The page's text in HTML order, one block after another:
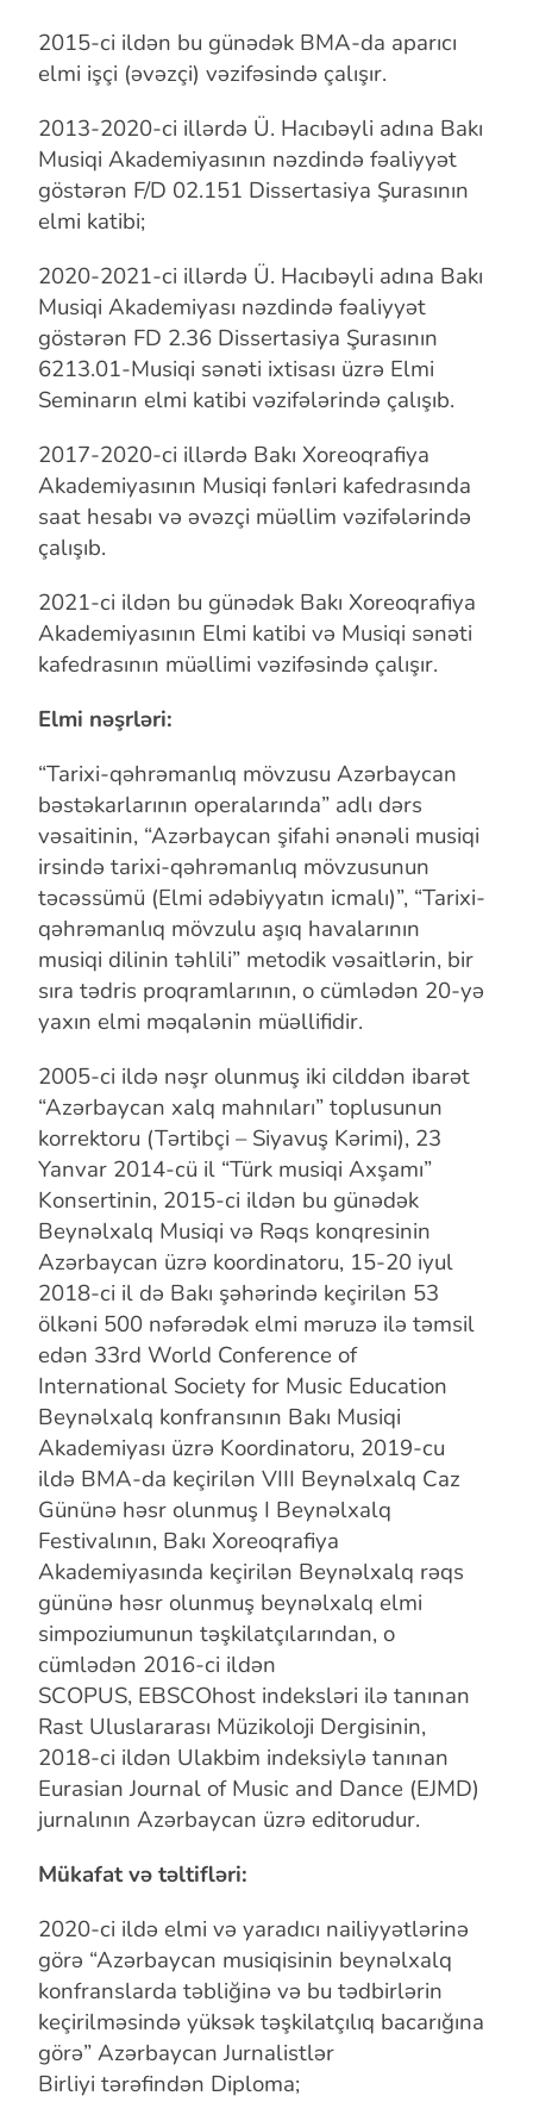
2015-ci ildən bu günədək BMA-da aparıcı
elmi işçi (əvəzçi)vəzifəsində çalışır.
2013-2020-ci illərdə Ü. Hacıbəyli adına Bakı
Musiqi Akademiyasının nəzdində fəaliyyət
göstərən F/D 02.151 Dissertasiya Şurasının
elmi katibi;
2020-2021-ci illərdə Ü. Hacıbəyli adına Bakı
Musiqi Akademiyası nəzdində fəaliyyət
göstərən FD 2.36 Dissertasiya Şurasının
6213.01-Musiqi sənəti ixtisası üzrə Elmi
Seminarın elmi katibi vəzifələrində çalışıb.
2017-2020-ci illərdə Bakı Xoreoqrafiya
Akademiyasının Musiqi fənləri kafedrasında
saat hesabı və əvəzçi müəllim vəzifələrində
çalışıb.
2021-ci ildən bu günədək Bakı Xoreoqrafiya
Akademiyasının Elmi katibivə Musiqi sənəti
kafedrasının müəllimi vəzifəsində çalışır.
Elmi nəşrləri:
“Tarixi-qəhrəmanlıq mövzusu Azərbaycan
bəstəkarlarının operalarında” adlı dərs
vəsaitinin, “Azərbaycan şifahi ənənəli musiqi
irsindətarixi-qəhrəmanlıq mövzusunun
təcəssümü (Elmi ədəbiyyatın icmalı)”, “Tarixi-
qəhrəmanlıq mövzulu aşıq havalarının
musiqi dilinin təhlili” metodikvəsaitlərin, bir
sıra tədris proqramlarının, o cümlədən 20-yə
yaxın elmi məqalənin müəllifidir.
2005-ci ildə nəşr olunmuş iki cilddən ibarət
“Azərbaycan xalq mahnıları” toplusunun
korrektoru (Tərtibçi – Siyavuş Kərimi), 23
Yanvar 2014-cü il “Türk musiqi Axşamı”
Konsertinin, 2015-ci ildən bu günədək
Beynəlxalq Musiqivə Rəqs konqresinin
Azərbaycan üzrə koordinatoru, 15-20 iyul
2018-ci il də Bakı şəhərində keçirilən 53
ölkəni 500 nəfərədək elmi məruzə ilə təmsil
edən 33rdWorld Conference of
International Society for Music Education
Beynəlxalq konfransının Bakı Musiqi
Akademiyası üzrə Koordinatoru, 2019-cu
ildə BMA-da keçirilən VIII Beynəlxalq Caz
Gününə həsr olunmuş I Beynəlxalq
Festivalının, Bakı Xoreoqrafiya
Akademiyasında keçirilən Beynəlxalq rəqs
gününə həsr olunmuş beynəlxalq elmi
simpoziumunun təşkilatçılarından, o
cümlədən 2016-ci ildən
SCOPUS, EBSCOhost indeksləri ilə tanınan
Rast Uluslararası Müzikoloji Dergisinin,
2018-ci ildən Ulakbim indeksiylə tanınan
Eurasian Journal of Music and Dance (EJMD)
jurnalınınAzərbaycan üzrə editorudur.
Mükafat və təltifləri:
2020-ci ildə elmi və yaradıcı nailiyyətlərinə
görə “Azərbaycan musiqisinin beynəlxalq
konfranslarda təbliğinə və bu tədbirlərin
keçirilməsindəyüksək təşkilatçılıq bacarığına
görə” Azərbaycan Jurnalistlər
Birliyitərəfindən Diploma;